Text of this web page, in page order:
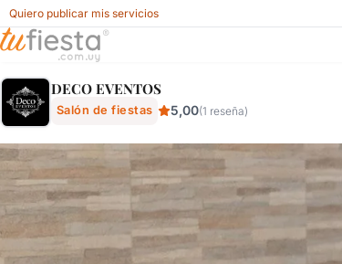
Quiero publicar mis servicios
DECO EVENTOS
Salón de fiestas 5,00(1 reseña)